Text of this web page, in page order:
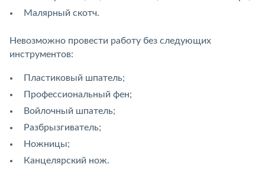
Малярный скотч.
Невозможно провести работу без следующих
инструментов:
Пластиковый шпатель;
Профессиональный фен;
Войлочный шпатель;
Разбрызгиватель;
Ножницы;
Канцелярский нож.